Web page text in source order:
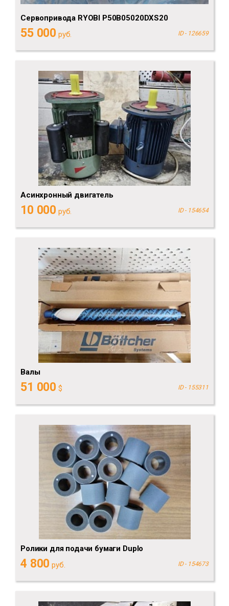
Сервопривода RYOBI P50B05020DXS20
55 000 руб. ID - 126659
Асинхронный двигатель
10 000 руб. ID - 154654
Валы
51 000 $ ID - 155311
Ролики для подачи бумаги Duplo
4 800 руб. ID - 154673